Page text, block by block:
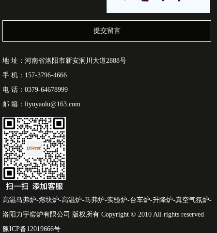
提交留言
地 址：河南省洛阳市新安涧川大道2888号
手 机：157-3796-4666
电 话：0379-64678999
邮 箱：liyuyaolu@163.com
高温马弗炉-熔块炉-高温炉-马弗炉-实验炉-台车炉-升降炉-真空气氛炉-
洛阳力宇窑炉有限公司 版权所有 Copyright © 2010 All rights reserved
豫ICP备12019666号